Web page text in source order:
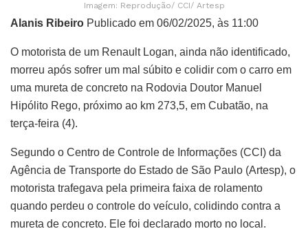
Imagem: Reprodução/ CCI/ Artesp
Alanis Ribeiro Publicado em 06/02/2025, às 11:00
O motorista de um Renault Logan, ainda não identificado,
morreu após sofrer um mal súbito e colidir com o carro em
uma mureta de concreto na Rodovia Doutor Manuel
Hipólito Rego, próximo ao km 273,5, em Cubatão, na
terça-feira (4).
Segundo o Centro de Controle de Informações (CCI) da
Agência de Transporte do Estado de São Paulo (Artesp), o
motorista trafegava pela primeira faixa de rolamento
quando perdeu o controle do veículo, colidindo contra a
mureta de concreto. Ele foi declarado morto no local.